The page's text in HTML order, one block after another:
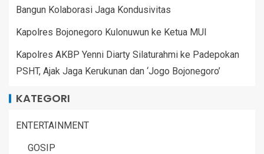
Bangun Kolaborasi Jaga Kondusivitas
Kapolres Bojonegoro Kulonuwun ke Ketua MUI
Kapolres AKBP Yenni Diarty Silaturahmi ke Padepokan
PSHT, Ajak Jaga Kerukunan dan ‘Jogo Bojonegoro’
KATEGORI
ENTERTAINMENT
GOSIP